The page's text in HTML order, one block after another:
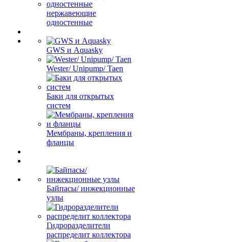
нержавеющие
одностенные
GWS и Aquasky
Wester/ Unipump/ Taen
Баки для открытых
систем
Мембраны, крепления и
фланцы
Байпасы/ инжекционные
узлы
Гидроразделители
распределит коллектора